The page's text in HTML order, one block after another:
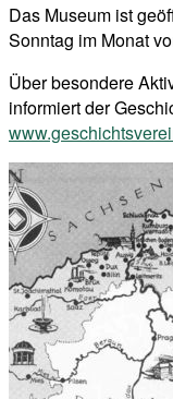
Das Museum ist
Sonntag im Monat
Über besondere
informiert der